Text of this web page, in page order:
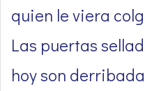
quien le viera
Las puertas
hoy son